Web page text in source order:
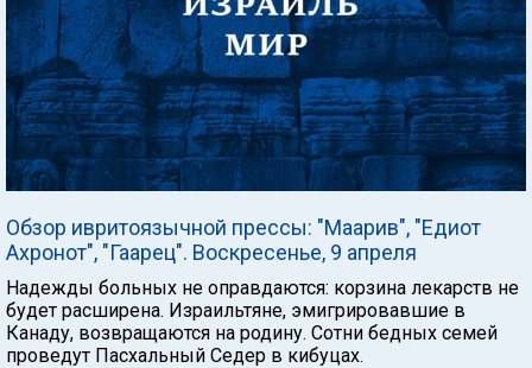
Обзор ивритоязычной прессы: "Маарив", "Едиот
Ахронот", "Гаарец". Воскресенье, 9 апреля
Надежды больных не оправдаются: корзина лекарств не
будет расширена. Израильтяне, эмигрировавшие в
Канаду, возвращаются на родину. Сотни бедных семей
проведут Пасхальный Седер в кибуцах.